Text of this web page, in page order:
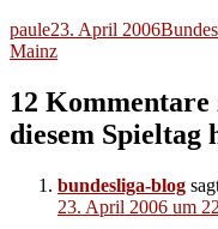
Autor
pauleVeröffentlicht
am
23. April 2006
Mainz
12
diesem Spieltag
bundesliga-blog
23. April 2006 um